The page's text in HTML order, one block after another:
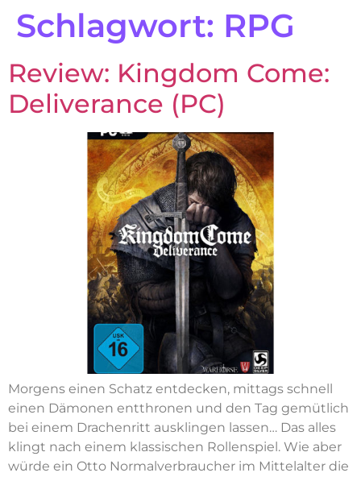
Schlagwort: RPG
Review: Kingdom Come:
Deliverance (PC)
Morgens einen Schatz entdecken, mittags schnell
einen Dämonen entthronen und den Tag gemütlich
bei einem Drachenritt ausklingen lassen… Das alles
klingt nach einem klassischen Rollenspiel. Wie aber
würde ein Otto Normalverbraucher im Mittelalter die